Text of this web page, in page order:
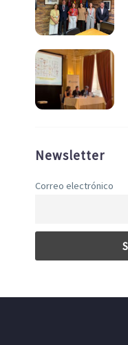
Newsletter
Correo electrónico